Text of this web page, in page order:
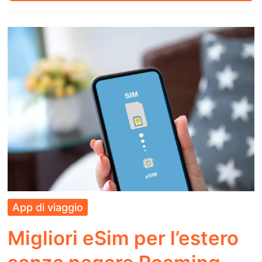
arrivare
in
aereo
dall’Italia:
Guida
2026
App di viaggio
Migliori eSim per l’estero